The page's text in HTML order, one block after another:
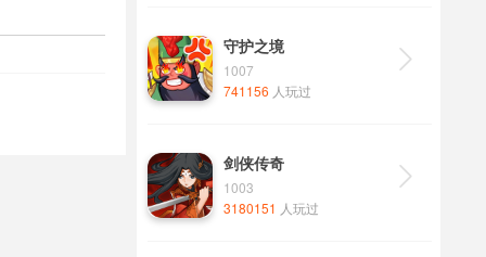

守护之境
1007
741156 人玩过

剑侠传奇
1003
3180151 人玩过